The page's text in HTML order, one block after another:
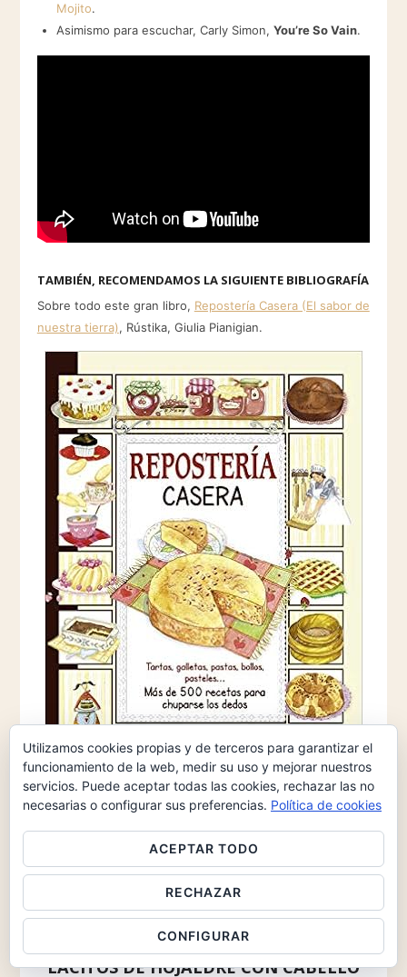
Mojito.
Asimismo para escuchar, Carly Simon, You’re So Vain.
TAMBIÉN, RECOMENDAMOS LA SIGUIENTE BIBLIOGRAFÍA
Sobre todo este gran libro, Repostería Casera (El sabor de
nuestra tierra), Rústika, Giulia Pianigian.
Especialmente relevante es el restaurante,
Calle Bernal 8, La Murta, Murcia.
FINALMENTE LA DEDICATORIA DE
LACITOS DE HOJALDRE CON CABELLO
Utilizamos cookies propias y de terceros para garantizar el
funcionamiento de la web, medir su uso y mejorar nuestros
servicios. Puede aceptar todas las cookies, rechazar las no
necesarias o configurar sus preferencias. Política de cookies
ACEPTAR TODO
RECHAZAR
CONFIGURAR